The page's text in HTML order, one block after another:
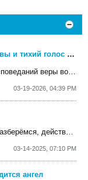
Пророк Илия: огонь ревности, сила молитвы и тихий голос Бога
Имя пророка Илии — одно из самых ярких исповеданий веры во всей Библии. Его еврейское имя
03-19-2026, 04:39 PM
действительно ли это так....
03-14-2025, 07:10 PM
ангел